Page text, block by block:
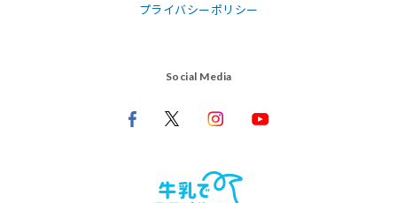
プライバシーポリシー
Social Media